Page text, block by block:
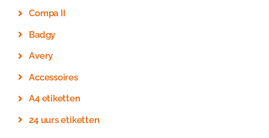
Compa II
Badgy
Avery
Accessoires
A4 etiketten
24 uurs etiketten